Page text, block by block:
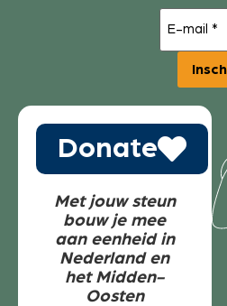
E-
mail(Vereist)
Donate
Met jouw steun
bouw je mee
aan eenheid in
Nederland en
het Midden-
Oosten